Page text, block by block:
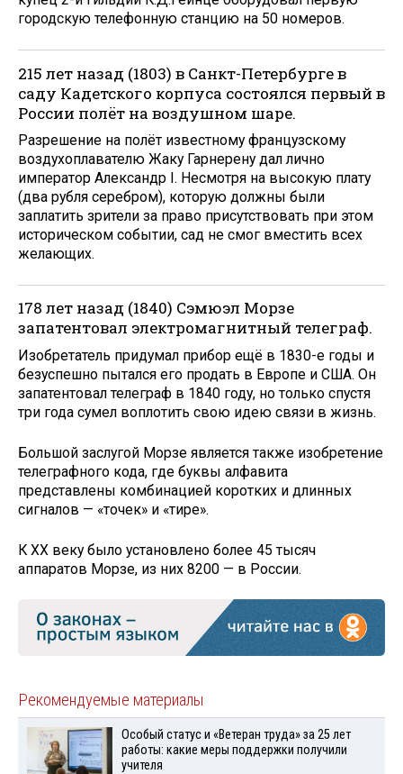
городскую телефонную станцию на 50 номеров.
215 лет назад (1803) в Санкт-Петербурге в
саду Кадетского корпуса состоялся первый в
России полёт на воздушном шаре.
Разрешение на полёт известному французскому
воздухоплавателю Жаку Гарнерену дал лично
император Александр I. Несмотря на высокую плату
(два рубля серебром), которую должны были
заплатить зрители за право присутствовать при этом
историческом событии, сад не смог вместить всех
желающих.
178 лет назад (1840) Сэмюэл Морзе
запатентовал электромагнитный телеграф.
Изобретатель придумал прибор ещё в 1830-е годы и
безуспешно пытался его продать в Европе и США. Он
запатентовал телеграф в 1840 году, но только спустя
три года сумел воплотить свою идею связи в жизнь.
Большой заслугой Морзе является также изобретение
телеграфного кода, где буквы алфавита
представлены комбинацией коротких и длинных
сигналов — «точек» и «тире».
К XX веку было установлено более 45 тысяч
аппаратов Морзе, из них 8200 — в России.
Рекомендуемые материалы
Особый статус и «Ветеран труда» за 25 лет
работы: какие меры поддержки получили
учителя